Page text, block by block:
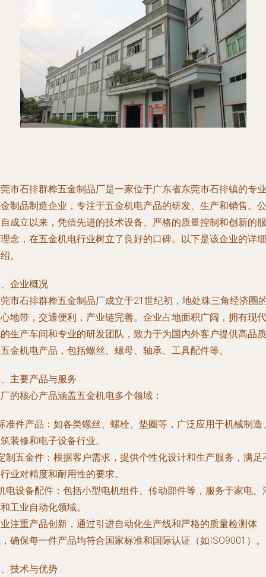
市石排群桦五金制品厂是一家位于广东省东莞市石排镇的专业
制品制造企业，专注于五金机电产品的研发、生产和销售。公
成立以来，凭借先进的技术设备、严格的质量控制和创新的服
念，在五金机电行业树立了良好的口碑。以下是该企业的详细
。
企业概况
市石排群桦五金制品厂成立于21世纪初，地处珠三角经济圈
地带，交通便利，产业链完善。企业占地面积广阔，拥有现代
生产车间和专业的研发团队，致力于为国内外客户提供高品质
金机电产品，包括螺丝、螺母、轴承、工具配件等。
主要产品与服务
的核心产品涵盖五金机电多个领域：
准件产品 ：如各类螺丝、螺栓、垫圈等，广泛应用于机械制造
装修和电子设备行业。
制五金件 ：根据客户需求，提供个性化设计和生产服务，满足
业对精度和耐用性的要求。
电设备配件 ：包括小型电机组件、传动部件等，服务于家电、
工业自动化领域。
注重产品创新，通过引进自动化生产线和严格的质量检测体
确保每一件产品均符合国家标准和国际认证（如ISO9001）。
技术与优势